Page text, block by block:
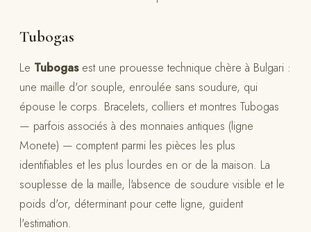
Tubogas
Le Tubogasest une prouesse technique chère à Bulgari :
une maille d'or souple, enroulée sans soudure, qui
épouse le corps. Bracelets, colliers et montres Tubogas
— parfois associés à des monnaies antiques (ligne
Monete) — comptent parmi les pièces les plus
identifiables et les plus lourdes en or de la maison. La
souplesse de la maille, l'absence de soudure visible et le
poids d'or, déterminant pour cette ligne, guident
l'estimation.